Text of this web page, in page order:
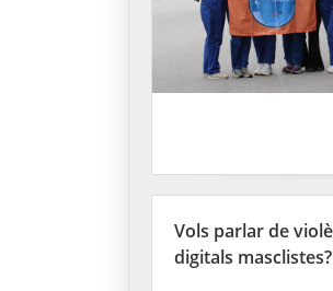
Vols parlar de
digitals masclistes?